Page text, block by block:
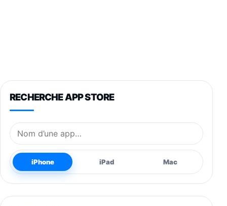
RECHERCHE APP STORE
Nom de l’application
iPhone iPad Mac